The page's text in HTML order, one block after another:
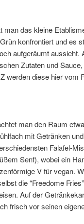
man das kleine
konfrontiert und es
aufgeräumt aussieht.
Zutaten und
werden diese hier vom
man den Raum
mit Getränken
Falafel-
Senf), wobei ein
V für vegan.
die “Freedome
Auf der
frisch vor seinen